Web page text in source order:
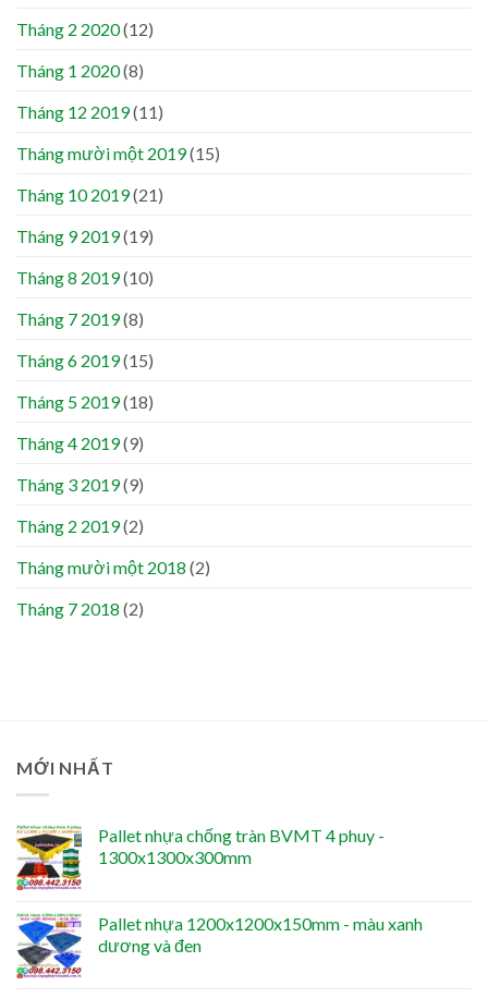
Tháng 2 2020(12)
Tháng 1 2020(8)
Tháng 12 2019(11)
Tháng mười một 2019(15)
Tháng 10 2019(21)
Tháng 9 2019(19)
Tháng 8 2019(10)
Tháng 7 2019(8)
Tháng 6 2019(15)
Tháng 5 2019(18)
Tháng 4 2019(9)
Tháng 3 2019(9)
Tháng 2 2019(2)
Tháng mười một 2018 (2)
Tháng 7 2018 (2)
MỚI NHẤT
Pallet nhựa chống tràn BVMT 4 phuy -
1300x1300x300mm
Pallet nhựa 1200x1200x150mm - màu xanh
dương và đen